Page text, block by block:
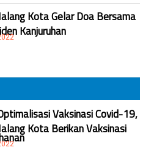
Kota Gelar Doa Bersama
Kanjuruhan
Vaksinasi Covid-19,
Kota Berikan Vaksinasi